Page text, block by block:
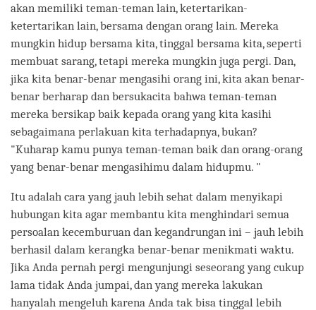
akan memiliki teman-teman lain, ketertarikan-
ketertarikan lain, bersama dengan orang lain. Mereka
mungkin hidup bersama kita, tinggal bersama kita, seperti
membuat sarang, tetapi mereka mungkin juga pergi. Dan,
jika kita benar-benar mengasihi orang ini, kita akan benar-
benar berharap dan bersukacita bahwa teman-teman
mereka bersikap baik kepada orang yang kita kasihi
sebagaimana perlakuan kita terhadapnya, bukan?
"Kuharap kamu punya teman-teman baik dan orang-orang
yang benar-benar mengasihimu dalam hidupmu. "
Itu adalah cara yang jauh lebih sehat dalam menyikapi
hubungan kita agar membantu kita menghindari semua
persoalan kecemburuan dan kegandrungan ini – jauh lebih
berhasil dalam kerangka benar-benar menikmati waktu.
Jika Anda pernah pergi mengunjungi seseorang yang cukup
lama tidak Anda jumpai, dan yang mereka lakukan
hanyalah mengeluh karena Anda tak bisa tinggal lebih